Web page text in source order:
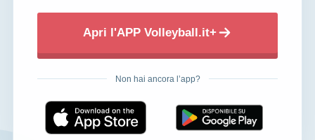
Apri l'APP Volleyball.it+
Non hai ancora l’app?